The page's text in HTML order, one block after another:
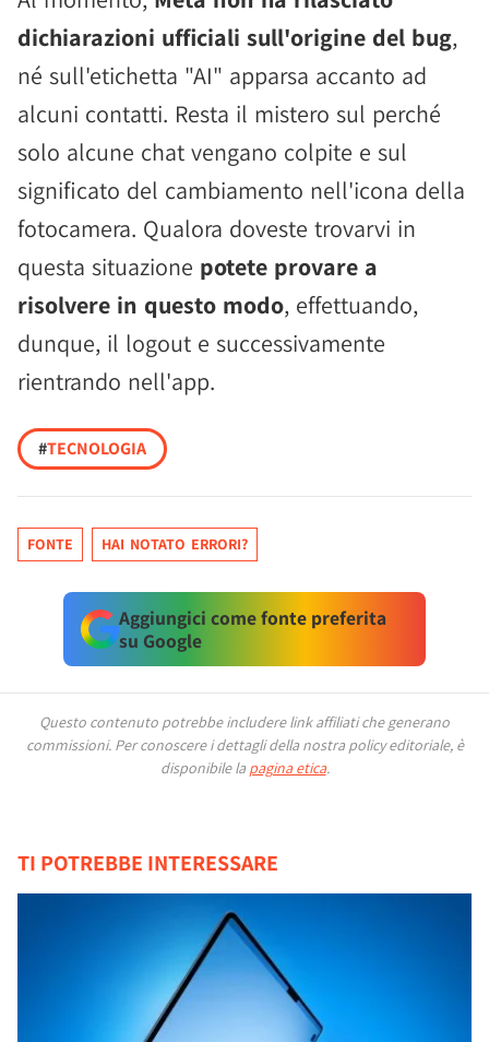
dichiarazioni ufficiali sull'origine del bug,
né sull'etichetta "AI" apparsa accanto ad
alcuni contatti. Resta il mistero sul perché
solo alcune chat vengano colpite e sul
significato del cambiamento nell'icona della
fotocamera. Qualora doveste trovarvi in
questa situazione potete provare a
risolvere in questo modo, effettuando,
dunque, il logout e successivamente
rientrando nell'app.
#TECNOLOGIA
FONTE HAI NOTATO ERRORI?
Aggiungici come fonte preferita
su Google
Questo contenuto potrebbe includere link affiliati che generano
commissioni. Per conoscere i dettagli della nostra policy editoriale, è
disponibile la pagina etica.
TI POTREBBE INTERESSARE